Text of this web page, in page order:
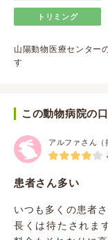
トリミング
山陽動物医療センター
す
この動物病院の
アルファさん（
患者さん多い
いつも多くの患者
長くは待たされま